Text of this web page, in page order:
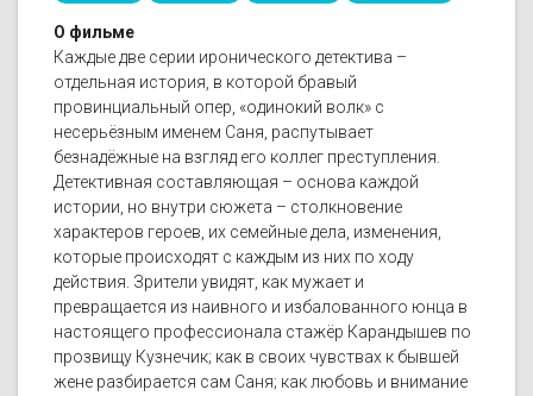
О фильме
Каждые две серии иронического детектива –
отдельная история, в которой бравый
провинциальный опер, «одинокий волк» с
несерьёзным именем Саня, распутывает
безнадёжные на взгляд его коллег преступления.
Детективная составляющая – основа каждой
истории, но внутри сюжета – столкновение
характеров героев, их семейные дела, изменения,
которые происходят с каждым из них по ходу
действия. Зрители увидят, как мужает и
превращается из наивного и избалованного юнца в
настоящего профессионала стажёр Карандышев по
прозвищу Кузнечик; как в своих чувствах к бывшей
жене разбирается сам Саня; как любовь и внимание